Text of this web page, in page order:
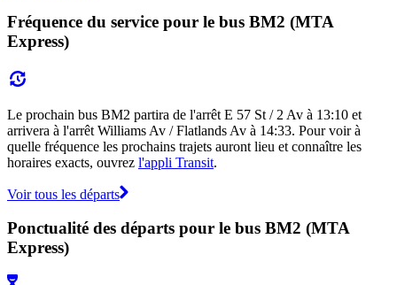
Fréquence du service pour le bus BM2 (MTA
Express)
Le prochain bus BM2 partira de l'arrêt E 57 St / 2 Av à 13:10 et
arrivera à l'arrêt Williams Av / Flatlands Av à 14:33. Pour voir à
quelle fréquence les prochains trajets auront lieu et connaître les
horaires exacts, ouvrez l'appli Transit.
Voir tous les départs
Ponctualité des départs pour le bus BM2 (MTA
Express)